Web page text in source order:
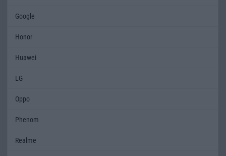
Google
Honor
Huawei
LG
Oppo
Phenom
Realme